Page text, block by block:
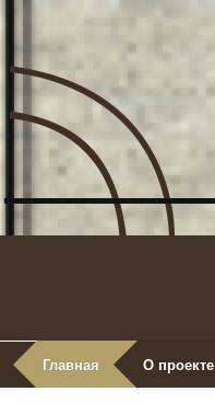
Главная О проекте